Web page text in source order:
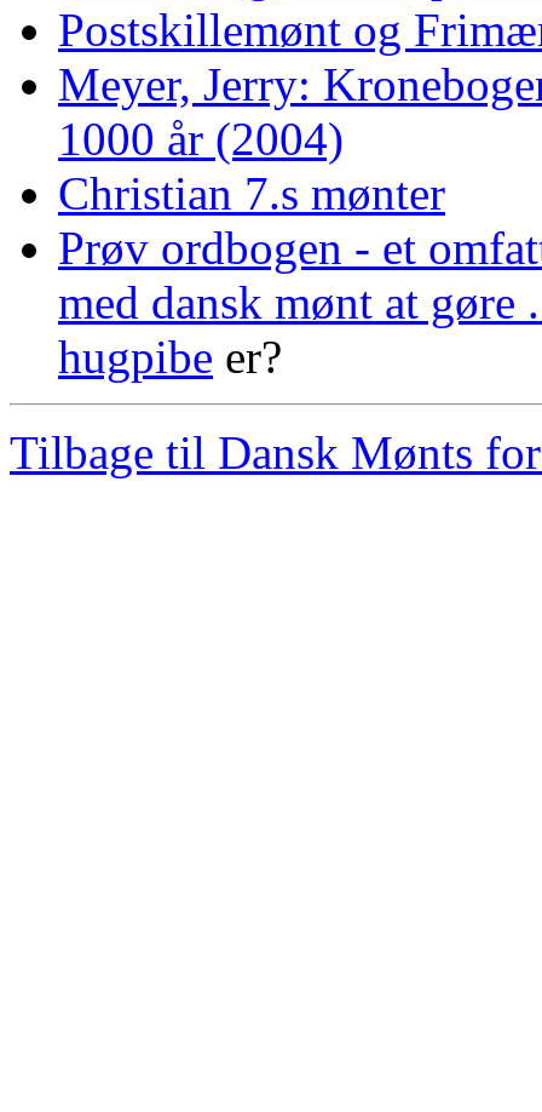
Postskillemønt og
Meyer, Jerry:
1000 år (2004)
Christian 7.s mønter
Prøv ordbogen - et
med dansk mønt at gøre
hugpibe er?
Tilbage til Dansk Mønts